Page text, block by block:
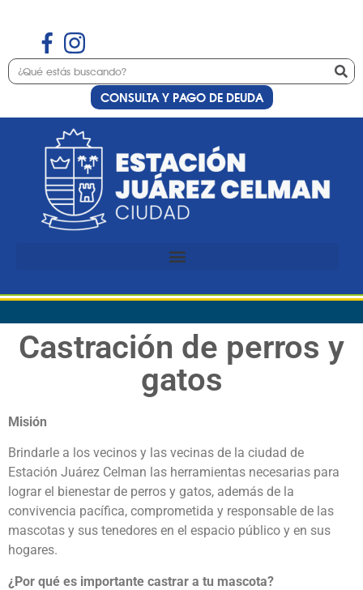
CONSULTA Y PAGO DE DEUDA
Castración de perros y
gatos
Misión
Brindarle a los vecinos y las vecinas de la ciudad de
Estación Juárez Celman las herramientas necesarias para
lograr el bienestar de perros y gatos, además de la
convivencia pacífica, comprometida y responsable de las
mascotas y sus tenedores en el espacio público y en sus
hogares.
¿Por qué es importante castrar a tu mascota?